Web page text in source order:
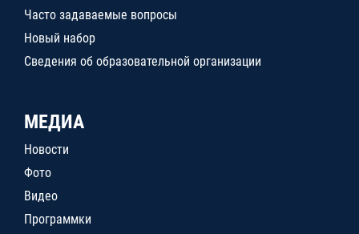
Часто задаваемые вопросы
Новый набор
Сведения об образовательной организации
МЕДИА
Новости
Фото
Видео
Программки